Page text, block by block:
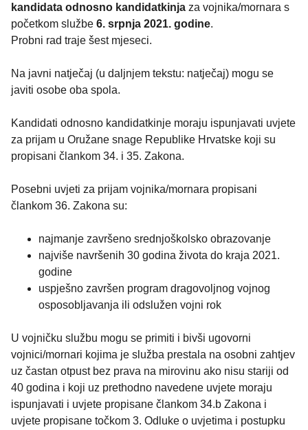
kandidata odnosno kandidatkinja za vojnika/mornara s
početkom službe 6. srpnja 2021. godine.
Probni rad traje šest mjeseci.
Na javni natječaj (u daljnjem tekstu: natječaj) mogu se
javiti osobe oba spola.
Kandidati odnosno kandidatkinje moraju ispunjavati uvjete
za prijam u Oružane snage Republike Hrvatske koji su
propisani člankom 34. i 35. Zakona.
Posebni uvjeti za prijam vojnika/mornara propisani
člankom 36. Zakona su:
najmanje završeno srednjoškolsko obrazovanje
najviše navršenih 30 godina života do kraja 2021.
godine
uspješno završen program dragovoljnog vojnog
osposobljavanja ili odslužen vojni rok
U vojničku službu mogu se primiti i bivši ugovorni
vojnici/mornari kojima je služba prestala na osobni zahtjev
uz častan otpust bez prava na mirovinu ako nisu stariji od
40 godina i koji uz prethodno navedene uvjete moraju
ispunjavati i uvjete propisane člankom 34.b Zakona i
uvjete propisane točkom 3. Odluke o uvjetima i postupku